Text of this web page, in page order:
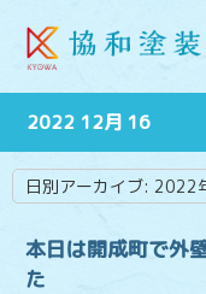
2022 12月 16
日別アーカイブ: 2022
本日は開成町で外
た